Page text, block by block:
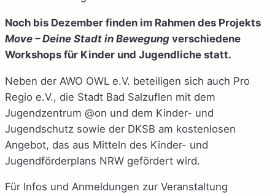
Noch bis Dezember finden im Rahmen des Projekts
Move – Deine Stadt in Bewegung verschiedene
Workshops für Kinder und Jugendliche statt.
Neben der AWO OWL e.V. beteiligen sich auch Pro
Regio e.V., die Stadt Bad Salzuflen mit dem
Jugendzentrum @on und dem Kinder- und
Jugendschutz sowie der DKSB am kostenlosen
Angebot, das aus Mitteln des Kinder- und
Jugendförderplans NRW gefördert wird.
Für Infos und Anmeldungen zur Veranstaltung